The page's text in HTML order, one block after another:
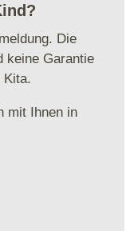
Die
keine Garantie
Kita.
mit Ihnen in